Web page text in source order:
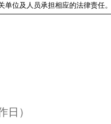
单位及人员承担相应的法律责任。
日）